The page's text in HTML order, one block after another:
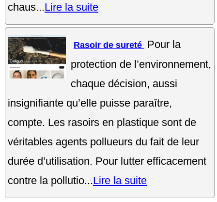
chaus...Lire la suite
Rasoir de sureté Pour la
protection de l’environnement,
chaque décision, aussi
insignifiante qu’elle puisse paraître,
compte. Les rasoirs en plastique sont de
véritables agents pollueurs du fait de leur
durée d’utilisation. Pour lutter efficacement
contre la pollutio...Lire la suite